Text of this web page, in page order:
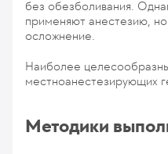
без обезболивания.
применяют анестезию,
осложнение.
Наиболее
местноанестезирующих
Методики